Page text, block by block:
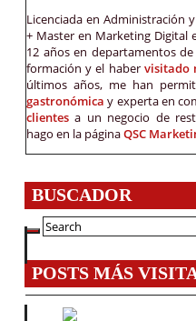
Licenciada en Administración
+ Master en Marketing Digital
12 años en departamentos
formación y el haber visitado
últimos años, me han
gastronómicay experta en
clientes a un negocio de
hago en la páginaQSC
BUSCADOR
POSTS MÁS